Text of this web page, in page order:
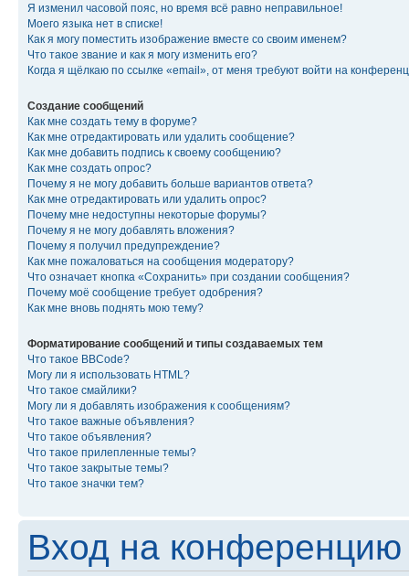
Я изменил часовой пояс, но время всё равно неправильное!
Моего языка нет в списке!
Как я могу поместить изображение вместе со своим именем?
Что такое звание и как я могу изменить его?
Когда я щёлкаю по ссылке «email», от меня требуют войти на
Создание сообщений
Как мне создать тему в форуме?
Как мне отредактировать или удалить сообщение?
Как мне добавить подпись к своему сообщению?
Как мне создать опрос?
Почему я не могу добавить больше вариантов ответа?
Как мне отредактировать или удалить опрос?
Почему мне недоступны некоторые форумы?
Почему я не могу добавлять вложения?
Почему я получил предупреждение?
Как мне пожаловаться на сообщения модератору?
Что означает кнопка «Сохранить» при создании сообщения?
Почему моё сообщение требует одобрения?
Как мне вновь поднять мою тему?
Форматирование сообщений и типы создаваемых тем
Что такое BBCode?
Могу ли я использовать HTML?
Что такое смайлики?
Могу ли я добавлять изображения к сообщениям?
Что такое важные объявления?
Что такое объявления?
Что такое прилепленные темы?
Что такое закрытые темы?
Что такое значки тем?
Вход на конференцию